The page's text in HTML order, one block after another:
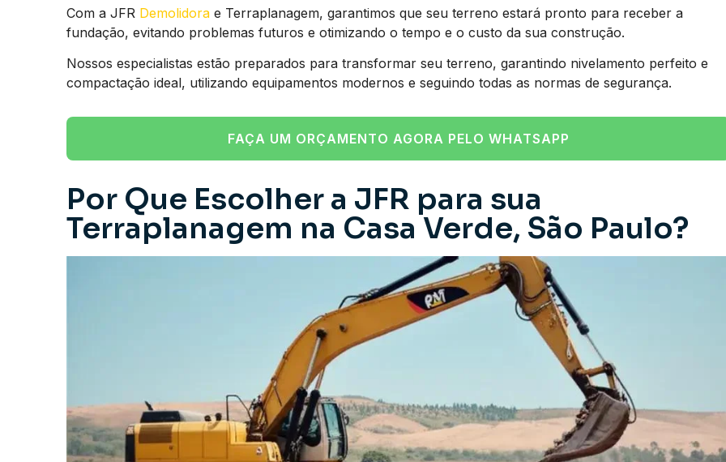
Com a JFR Demolidora e Terraplanagem, garantimos que seu terreno estará pronto para receber a
fundação, evitando problemas futuros e otimizando o tempo e o custo da sua construção.
Nossos especialistas estão preparados para transformar seu terreno, garantindo nivelamento perfeito e
compactação ideal, utilizando equipamentos modernos e seguindo todas as normas de segurança.
FAÇA UM ORÇAMENTO AGORA PELO WHATSAPP
Por Que Escolher a JFR para sua
Terraplanagem na Casa Verde, São Paulo?